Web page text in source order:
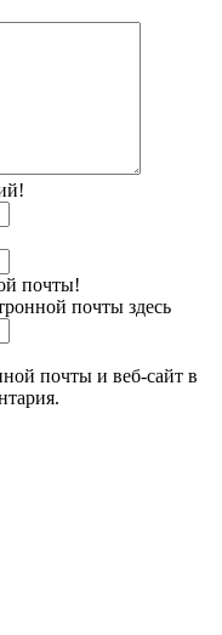
почты!
почты здесь
почты и веб-сайт в